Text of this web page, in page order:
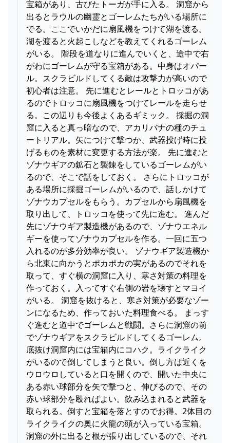
宝箱があり、古びたトーガが手に入る。 洞窟から
出るとラウルの幽霊とゴーレムたちがいる場所に
でる。ここでいかだに扇風機をつけて湖を渡る。
湖を渡ると火起こしなどを教えてくれるゴーレム
がいる。 階段を道なりに進んでいくと、途中で右
がわにゴーレムが守る宝箱がある。中身はオパー
ル。スクラビルドしてくる敵は攻撃力が高いので
初心者は注意。 先に進むとレールとトロッコがあ
るのでトロッコに扇風機をつけてレールを走らせ
る。この辺りも今後よくあるギミック。 採掘の洞
窟に入ると真っ暗なので、アカリバナの種のチュ
ートリアル。矢につけて撃つか、武器投げ時に投
げるものを素材に変更する方法が楽。 先に進むと
ゾナウギアの鉱石と製錬をしているゴーレムがい
るので、そこで話をしておく。 さらにトロッコが
ある場所に採掘ゴーレムがいるので、話しかけて
ゾナウカプセルをもらう。カプセルから扇風機を
取り出して、トロッコを使って先に進む。 進んだ
先にゾナウギア製造機があるので、ゾナウエネル
ギーを使ってゾナウカプセルを作る。一回に五つ
入れるのが多分効率が良い。 ゾナウギア製造機か
ら北東に向かうとポカポカの実があるのでそれを
取って、すぐ横の洞窟に入り、寒さ対策の料理を
作っておく。入ってすぐ右側の岩を壊すとマヨイ
がいる。 洞窟を抜けると、寒さ対策が必要なゾー
ンになるため、作っておいた料理食べる。 まっす
ぐ進むと道中でゴーレムと戦闘。さらに洞窟の前
でゾナウギアをスクラビルドしてくるゴーレム。
底抜け洞窟内には宝箱内にコハク。ライクライク
がいるので倒してしまうと良い。倒し方は近くを
ウロウロしていると口を開くので、開いた中央に
ある赤い球部分を矢で撃つと、伸びるので、その
赤い球部分を殴ればよい。飲み込まれると武器を
取られる。倒すと宝箱を落とすのでお得。2体目の
ライクライクの奥に火龍の頭が入っている宝箱。
洞窟の外に出ると根が張り出しているので、それ